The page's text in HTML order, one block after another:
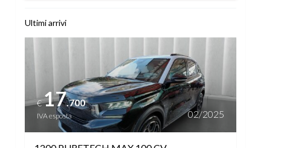
Ultimi arrivi
Vedi dettagli
€17.700
IVA esposta 02/2025